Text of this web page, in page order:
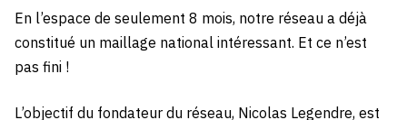
En l’espace de seulement 8 mois, notre réseau a déjà
constitué un maillage national intéressant. Et ce n’est
pas fini !
L’objectif du fondateur du réseau, Nicolas Legendre, est